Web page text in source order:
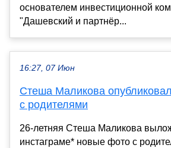
основателем инвестиционной
"Дашевский и партнёр...
16:27, 07 Июн
Стеша Маликова
с родителями
26-летняя Стеша Маликова
инстаграме* новые фото с